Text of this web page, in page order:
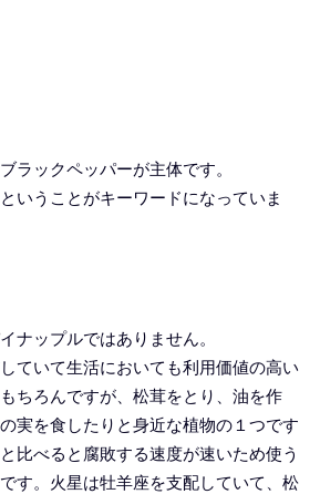
ラックペッパーが主体です。
いうことがキーワードになっていま
ナップルではありません。
ていて生活においても利用価値の高い
ちろんですが、松茸をとり、油を作
実を食したりと身近な植物の１つです
比べると腐敗する速度が速いため使う
す。火星は牡羊座を支配していて、松